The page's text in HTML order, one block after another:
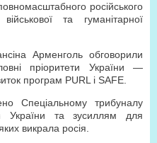
російського
та гуманітарної
Арменголь обговорили
пріоритети України —
програм PURL і SAFE.
Спеціальному трибуналу
України та зусиллям для
викрала росія.